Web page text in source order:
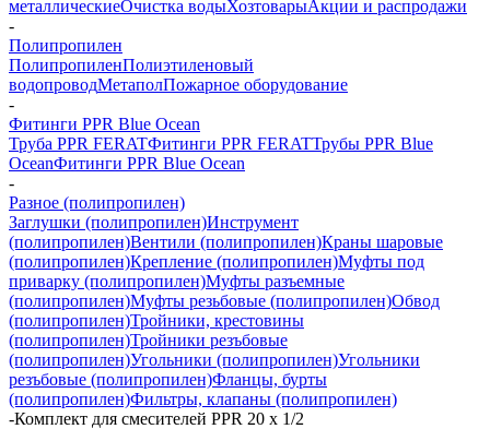
металлическиеОчистка водыХозтоварыАкции и распродажи
-
Полипропилен
ПолипропиленПолиэтиленовый
водопроводМетаполПожарное оборудование
-
Фитинги PPR Blue Ocean
Труба PPR FERATФитинги PPR FERATТрубы PPR Blue
OceanФитинги PPR Blue Ocean
-
Разное (полипропилен)
Заглушки (полипропилен)Инструмент
(полипропилен)Вентили (полипропилен)Краны шаровые
(полипропилен)Крепление (полипропилен)Муфты под
приварку (полипропилен)Муфты разъемные
(полипропилен)Муфты резьбовые (полипропилен)Обвод
(полипропилен)Тройники, крестовины
(полипропилен)Тройники резъбовые
(полипропилен)Угольники (полипропилен)Угольники
резъбовые (полипропилен)Фланцы, бурты
(полипропилен)Фильтры, клапаны (полипропилен)
-Комплект для смесителей PPR 20 х 1/2